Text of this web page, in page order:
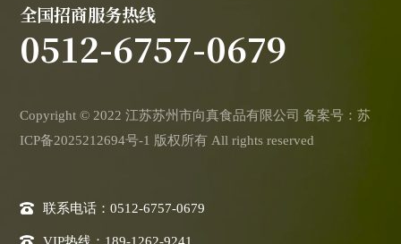
全国招商服务热线
0512-6757-0679
Copyright © 2022 江苏苏州市向真食品有限公司 备案号：苏
ICP备2025212694号-1 版权所有 All rights reserved
联系电话：0512-6757-0679